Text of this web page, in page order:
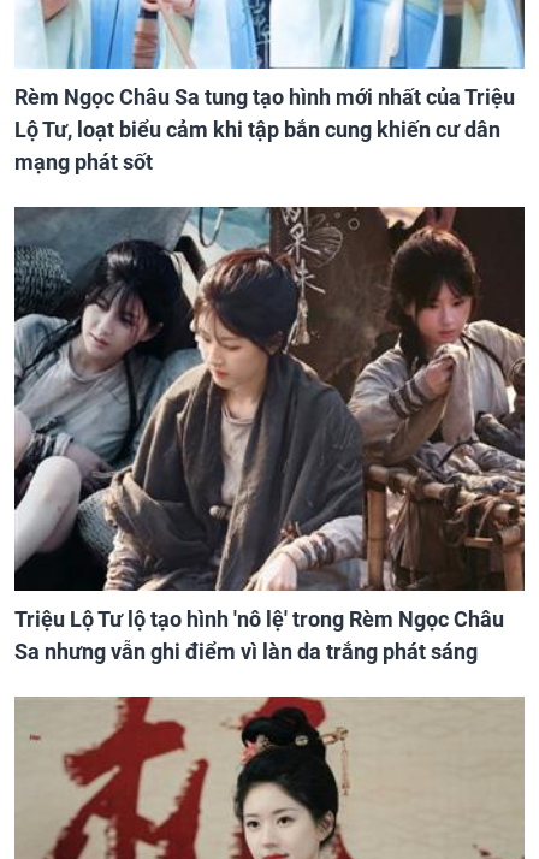
Rèm Ngọc Châu Sa tung tạo hình mới nhất của Triệu
Lộ Tư, loạt biểu cảm khi tập bắn cung khiến cư dân
mạng phát sốt
Triệu Lộ Tư lộ tạo hình 'nô lệ' trong Rèm Ngọc Châu
Sa nhưng vẫn ghi điểm vì làn da trắng phát sáng